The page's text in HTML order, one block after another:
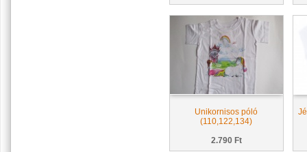
Unikornisos póló
(110,122,134)
2.790 Ft